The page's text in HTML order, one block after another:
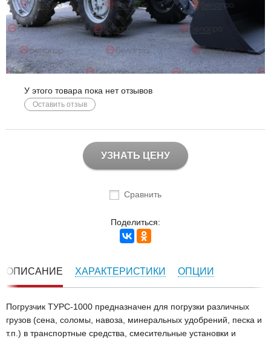
У этого товара пока нет отзывов
Оставить отзыв
УЗНАТЬ ЦЕНУ
Сравнить
Поделиться:
ОПИСАНИЕ ХАРАКТЕРИСТИКИ ОПЦИИ
Погрузчик ТУРС-1000 предназначен для погрузки различных
грузов (сена, соломы, навоза, минеральных удобрений, песка и
т.п.) в транспортные средства, смесительные установки и